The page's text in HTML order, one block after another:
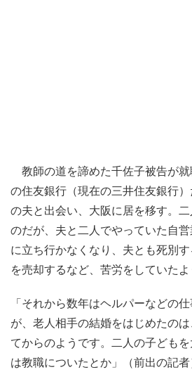
教師の道を諦めた千佐子被告が
の住友銀行（現在の三井住友銀行
の夫と出会い、大阪に居を移す。
のだが、夫と二人でやっていた自
に立ち行かなくなり、夫とも死別
を売却するなど、苦労をしていたよ
「それから数年はヘルパーなどの
が、老人相手の結婚をはじめたの
てからのようです。二人の子ども
は教職についたとか」（前出の記者